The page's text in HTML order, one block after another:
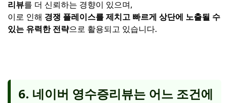
리뷰를 더 신뢰하는 경향이 있으며,
이로 인해 경쟁 플레이스를 제치고 빠르게 상단에 노출될 수
있는 유력한 전략으로 활용되고 있습니다.
6. 네이버 영수증리뷰는 어느 조건에